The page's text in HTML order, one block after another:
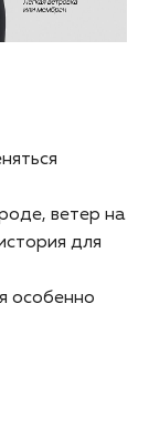
ветер на
для
особенно